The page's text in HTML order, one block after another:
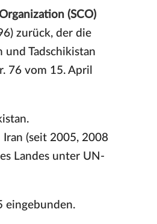
(SCO)
zurück, der die
und Tadschikistan
76 vom 15. April
Iran (seit 2005, 2008
Landes unter UN-
eingebunden.